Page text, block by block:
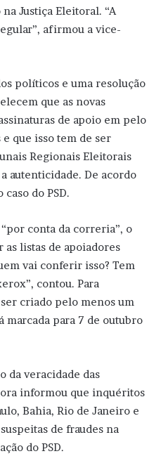
Justiça Eleitoral. “A
afirmou a vice-
políticos e uma resolução
que as novas
de apoio em pelo
que isso tem de ser
Regionais Eleitorais
autenticidade. De acordo
do PSD.
conta da correria”, o
as listas de apoiadores
vai conferir isso? Tem
contou. Para
criado pelo menos um
marcada para 7 de outubro
da veracidade das
informou que inquéritos
Bahia, Rio de Janeiro e
de fraudes na
do PSD.